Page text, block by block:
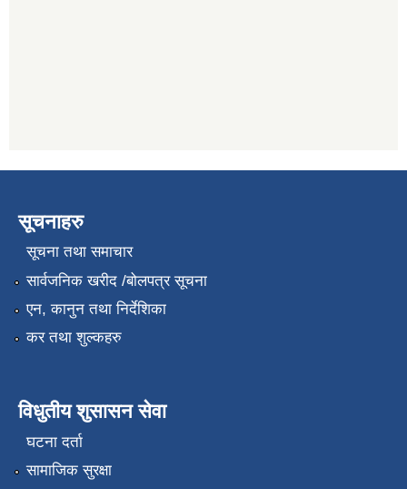
सूचनाहरु
सूचना तथा समाचार
सार्वजनिक खरीद /बोलपत्र सूचना
एन, कानुन तथा निर्देशिका
कर तथा शुल्कहरु
विधुतीय शुसासन सेवा
घटना दर्ता
सामाजिक सुरक्षा